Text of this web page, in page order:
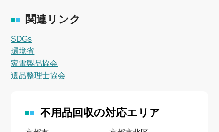
関連リンク
SDGs
環境省
家電製品協会
遺品整理士協会
不用品回収の対応エリア